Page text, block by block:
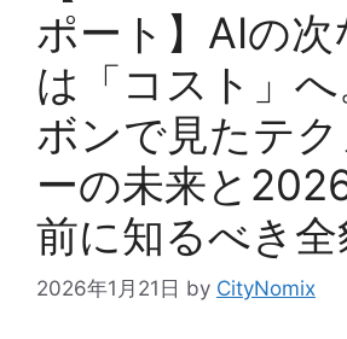
ポート】AIの次
は「コスト」
ボンで見たテ
ーの未来と
前に知るべき全
2026年1月21日 by CityNomix